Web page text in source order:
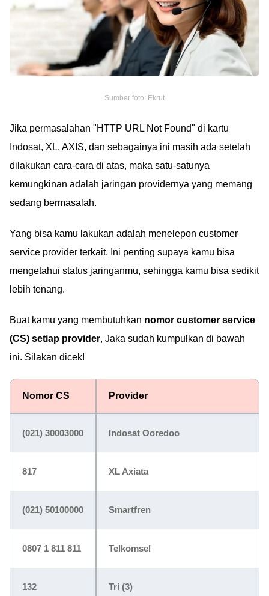
Sumber foto: Ekrut
Jika permasalahan "HTTP URL Not Found" di kartu
Indosat, XL, AXIS, dan sebagainya ini masih ada setelah
dilakukan cara-cara di atas, maka satu-satunya
kemungkinan adalah jaringan providernya yang memang
sedang bermasalah.
Yang bisa kamu lakukan adalah menelepon customer
service provider terkait. Ini penting supaya kamu bisa
mengetahui status jaringanmu, sehingga kamu bisa sedikit
lebih tenang.
Buat kamu yang membutuhkan nomor customer service
(CS) setiap provider, Jaka sudah kumpulkan di bawah
ini. Silakan dicek!
Nomor CS Provider
(021) 30003000 Indosat Ooredoo
817 XL Axiata
(021) 50100000 Smartfren
0807 1 811 811 Telkomsel
132 Tri (3)